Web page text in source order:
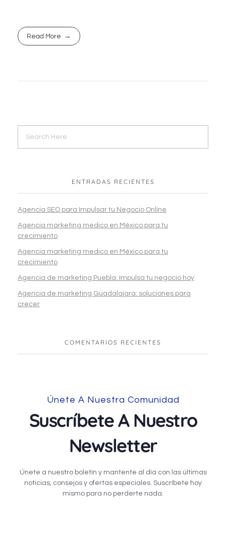
Read More
ENTRADAS RECIENTES
Agencia SEO para Impulsar tu Negocio Online
Agencia marketing medico en México para tu
crecimiento
Agencia marketing medico en México para tu
crecimiento
Agencia de marketing Puebla: Impulsa tu negocio hoy
Agencia de marketing Guadalajara: soluciones para
crecer
COMENTARIOS RECIENTES
Únete A Nuestra Comunidad
Suscríbete A Nuestro
Newsletter
Únete a nuestro boletín y mantente al día con las últimas
noticias, consejos y ofertas especiales. Suscríbete hoy
mismo para no perderte nada.